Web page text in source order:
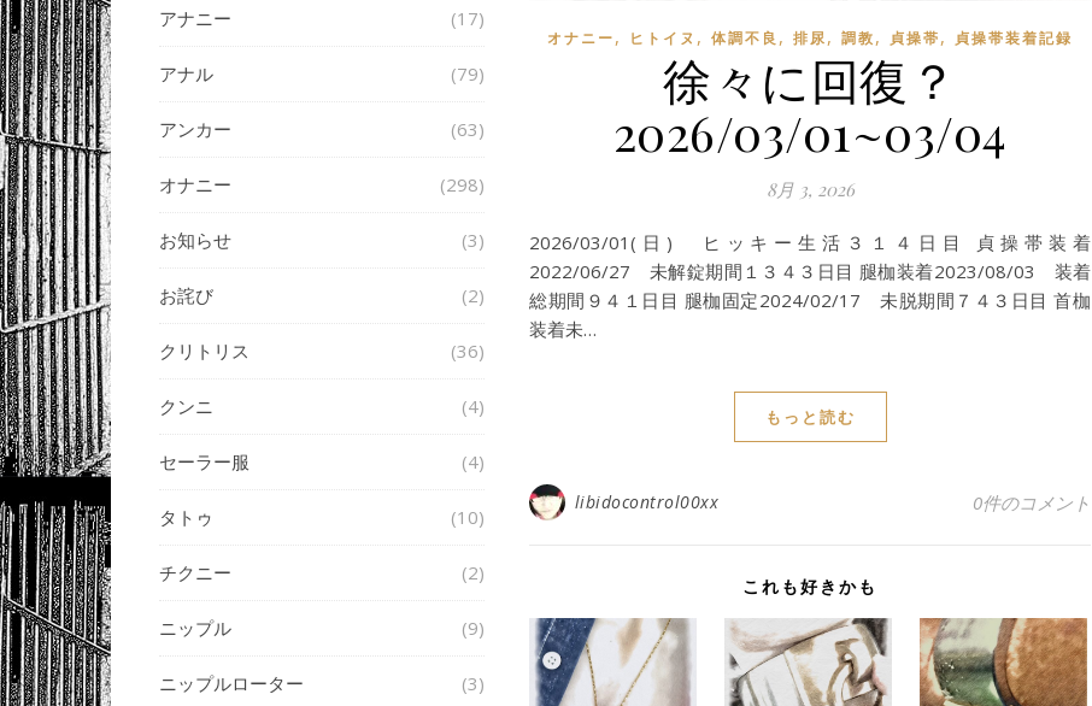
アナニー (17)
アナル (79)
アンカー (63)
オナニー (298)
お知らせ (3)
お詫び (2)
クリトリス (36)
クンニ (4)
セーラー服 (4)
タトゥ (10)
チクニー (2)
ニップル (9)
ニップルローター (3)
オナニー, ヒトイヌ , 体調不良 , 排尿, 調教, 貞操帯, 貞操帯装着記録
徐々に回復？
2026/03/01~03/04
8月 3, 2026
2026/03/01(日) ヒッキー生活３１４日目 貞操帯装着
2022/06/27 未解錠期間１３４３日目 腿枷装着2023/08/03 装着
総期間９４１日目 腿枷固定2024/02/17 未脱期間７４３日目 首枷
装着未…
もっと読む
libidocontrol00xx 0件のコメント
これも好きかも